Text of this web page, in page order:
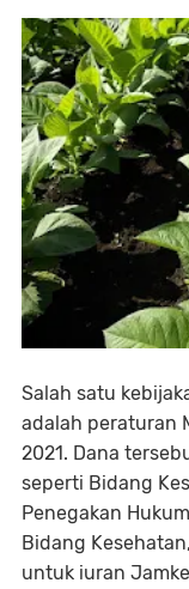
Salah satu
adalah peraturan
2021. Dana
seperti Bidang
Penegakan
Bidang
untuk iuran